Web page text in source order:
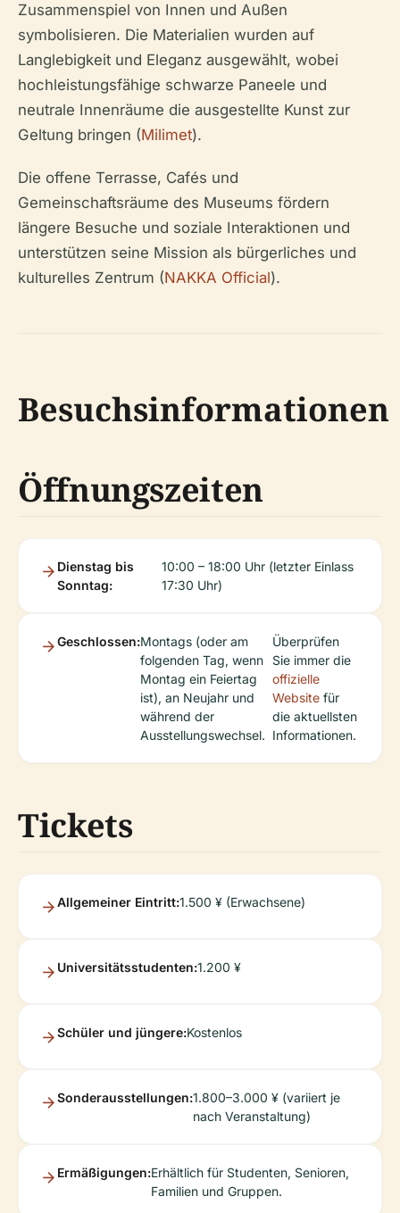
Zusammenspiel von Innen und Außen
symbolisieren. Die Materialien wurden auf
Langlebigkeit und Eleganz ausgewählt, wobei
hochleistungsfähige schwarze Paneele und
neutrale Innenräume die ausgestellte Kunst zur
Geltung bringen (Milimet).
Die offene Terrasse, Cafés und
Gemeinschaftsräume des Museums fördern
längere Besuche und soziale Interaktionen und
unterstützen seine Mission als bürgerliches und
kulturelles Zentrum (NAKKA Official).
Besuchsinformationen
Öffnungszeiten
Dienstag bis
Sonntag:
10:00 – 18:00 Uhr (letzter Einlass
17:30 Uhr)
Geschlossen:Montags (oder am
folgenden Tag, wenn
Montag ein Feiertag
ist), an Neujahr und
während der
Ausstellungswechsel.
Überprüfen
Sie immer die
offizielle
Website für
die aktuellsten
Informationen.
Tickets
Allgemeiner Eintritt:1.500 ¥ (Erwachsene)
Universitätsstudenten:1.200 ¥
Schüler und jüngere:Kostenlos
Sonderausstellungen:1.800–3.000 ¥ (variiert je
nach Veranstaltung)
Ermäßigungen:Erhältlich für Studenten, Senioren,
Familien und Gruppen.